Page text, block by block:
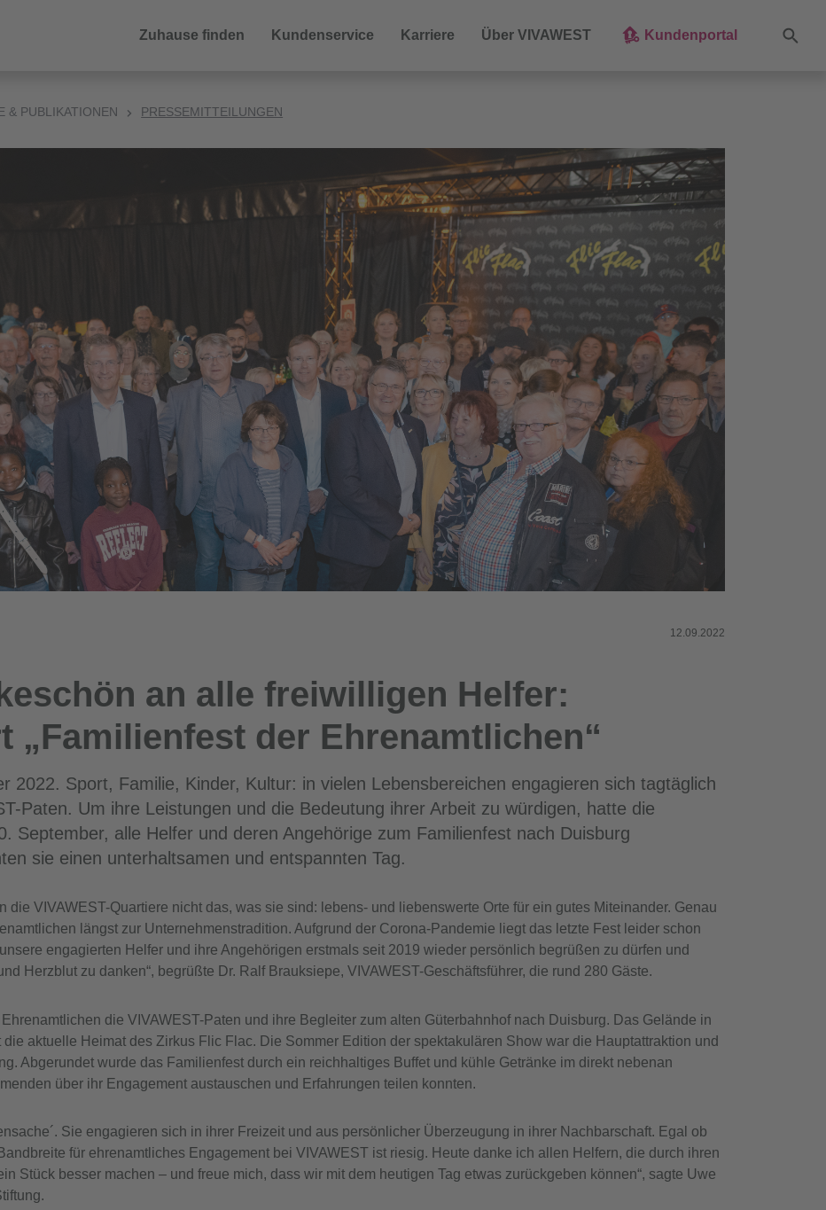
Zuhause finden Kundenservice Karriere Über VIVAWEST Kundenportal
& PUBLIKATIONEN PRESSEMITTEILUNGEN
12.09.2022
an alle freiwilligen Helfer:
„Familienfest der Ehrenamtlichen“
2022. Sport, Familie, Kinder, Kultur: in vielen Lebensbereichen engagieren sich tagtäglich
Paten. Um ihre Leistungen und die Bedeutung ihrer Arbeit zu würdigen, hatte die
September, alle Helfer und deren Angehörige zum Familienfest nach Duisburg
sie einen unterhaltsamen und entspannten Tag.
die VIVAWEST-Quartiere nicht das, was sie sind: lebens- und liebenswerte Orte für ein gutes Miteinander. Genau
längst zur Unternehmenstradition. Aufgrund der Corona-Pandemie liegt das letzte Fest leider schon
engagierten Helfer und ihre Angehörigen erstmals seit 2019 wieder persönlich begrüßen zu dürfen und
Herzblut zu danken“, begrüßte Dr. Ralf Brauksiepe, VIVAWEST-Geschäftsführer, die rund 280 Gäste.
die VIVAWEST-Paten und ihre Begleiter zum alten Güterbahnhof nach Duisburg. Das Gelände in
aktuelle Heimat des Zirkus Flic Flac. Die Sommer Edition der spektakulären Show war die Hauptattraktion und
Abgerundet wurde das Familienfest durch ein reichhaltiges Buffet und kühle Getränke im direkt nebenan
über ihr Engagement austauschen und Erfahrungen teilen konnten.
Sie engagieren sich in ihrer Freizeit und aus persönlicher Überzeugung in ihrer Nachbarschaft. Egal ob
für ehrenamtliches Engagement bei VIVAWEST ist riesig. Heute danke ich allen Helfern, die durch ihren
Stück besser machen – und freue mich, dass wir mit dem heutigen Tag etwas zurückgeben können“, sagte Uwe